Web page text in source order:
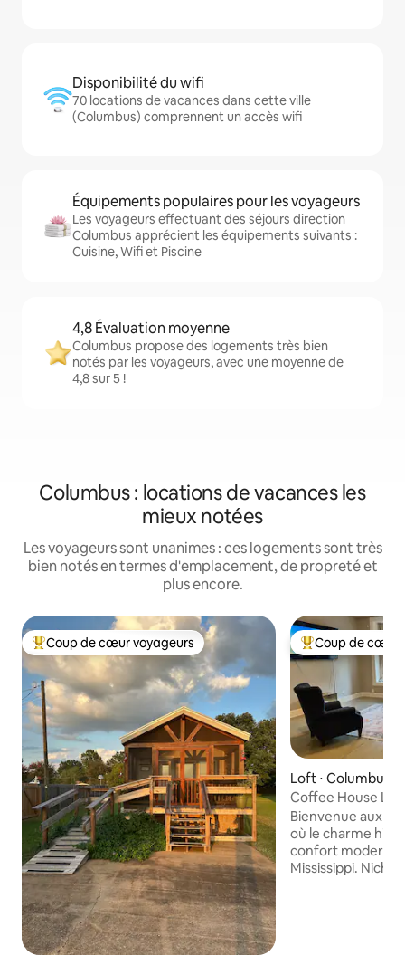
Disponibilité du wifi
70 locations de vacances dans cette ville
(Columbus) comprennent un accès wifi
Équipements populaires pour les voyageurs
Les voyageurs effectuant des séjours direction
Columbus apprécient les équipements suivants :
Cuisine, Wifi et Piscine
4,8 Évaluation moyenne
Columbus propose des logements très bien
notés par les voyageurs, avec une moyenne de
4,8 sur 5 !
Columbus : locations de vacances les
mieux notées
Les voyageurs sont unanimes : ces logements sont très
bien notés en termes d'emplacement, de propreté et
plus encore.
Coups de cœur voyageurs les plus appréciés
Coup de cœur voyageurs Coups de cœur
Coup de cœur
Loft ⋅ Columbus
Coffee House
Bienvenue aux «
où le charme
confort moderne
Mississippi.